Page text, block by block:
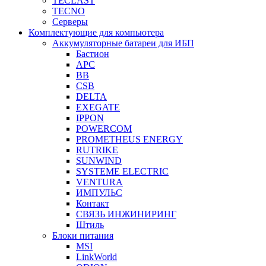
TECNO
Серверы
Комплектующие для компьютера
Аккумуляторные батареи для ИБП
Бастион
APC
BB
CSB
DELTA
EXEGATE
IPPON
POWERCOM
PROMETHEUS ENERGY
RUTRIKE
SUNWIND
SYSTEME ELECTRIC
VENTURA
ИМПУЛЬС
Контакт
СВЯЗЬ ИНЖИНИРИНГ
Штиль
Блоки питания
MSI
LinkWorld